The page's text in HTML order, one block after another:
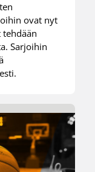
ovat nyt
Sarjoihin